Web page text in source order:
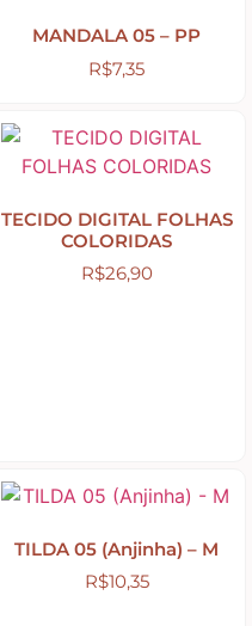
MANDALA 05 – PP
R$7,35
TECIDO DIGITAL FOLHAS
COLORIDAS
R$26,90
TILDA 05 (Anjinha) – M
R$10,35